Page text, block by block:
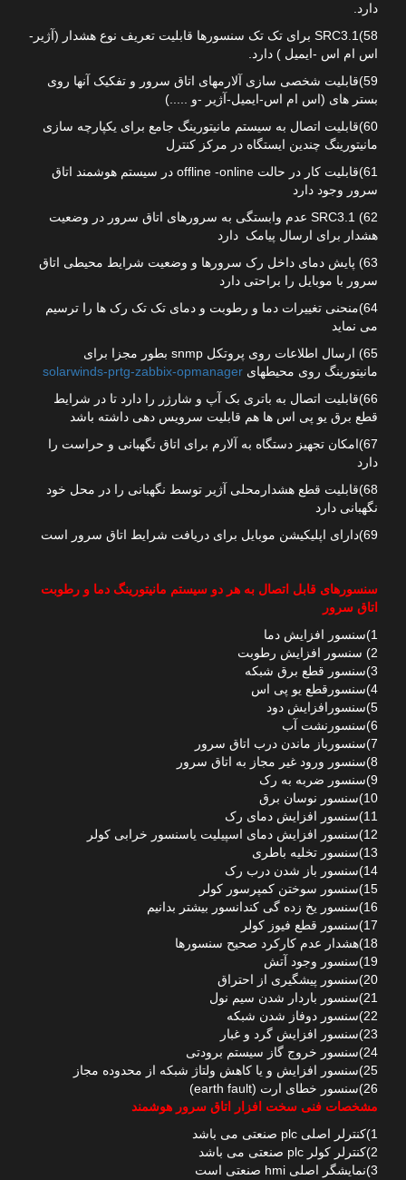
دارد.
58)SRC3.1 برای تک تک سنسورها قابلیت تعریف نوع هشدار (آژیر-
اس ام اس -ایمیل ) دارد.
59)قابلیت شخصی سازی آلارمهای اتاق سرور و تفکیک آنها روی
بستر های (اس ام اس-ایمیل-آژیر -و .....)
60)قابلیت اتصال به سیستم مانیتورینگ جامع برای یکپارچه سازی
مانیتورینگ چندین ایستگاه در مرکز کنترل
61)قابلیت کار در حالت offline -online در سیستم هوشمند اتاق
سرور وجود دارد
62) SRC3.1 عدم وابستگی به سرورهای اتاق سرور در وضعیت
هشدار برای ارسال پیامک دارد
63) پایش دمای داخل رک سرورها و وضعیت شرایط محیطی اتاق
سرور با موبایل را براحتی دارد
64)منحنی تغییرات دما و رطوبت و دمای تک تک رک ها را ترسیم
می نماید
65) ارسال اطلاعات روی پروتکل snmp بطور مجزا برای
مانیتورینگ روی محیطهای solarwinds-prtg-zabbix-opmanager
66)قابلیت اتصال به باتری بک آپ و شارژر را دارد تا در شرایط
قطع برق یو پی اس ها هم قابلیت سرویس دهی داشته باشد
67)امکان تجهیز دستگاه به آلارم برای اتاق نگهبانی و حراست را
دارد
68)قابلیت قطع هشدارمحلی آژیر توسط نگهبانی را در محل خود
نگهبانی دارد
69)دارای اپلیکیشن موبایل برای دریافت شرایط اتاق سرور است
سنسورهای قابل اتصال به هر دو سیستم مانیتورینگ دما و رطوبت
اتاق سرور
1)سنسور افزایش دما
2) سنسور افزایش رطوبت
3)سنسور قطع برق شبکه
4)سنسورقطع یو پی اس
5)سنسورافزایش دود
6)سنسورنشت آب
7)سنسورباز ماندن درب اتاق سرور
8)سنسور ورود غیر مجاز به اتاق سرور
9)سنسور ضربه به رک
10)سنسور نوسان برق
11)سنسور افزایش دمای رک
12)سنسور افزایش دمای اسپیلیت یاسنسور خرابی کولر
13)سنسور تخلیه باطری
14)سنسور باز شدن درب رک
15)سنسور سوختن کمپرسور کولر
16)سنسور یخ زده گی کندانسور بیشتر بدانیم
17)سنسور قطع فیوز کولر
18)هشدار عدم کارکرد صحیح سنسورها
19)سنسور وجود آتش
20)سنسور پیشگیری از احتراق
21)سنسور باردار شدن سیم نول
22)سنسور دوفاز شدن شبکه
23)سنسور افزایش گرد و غبار
24)سنسور خروج گاز سیستم برودتی
25)سنسور افزایش و یا کاهش ولتاژ شبکه از محدوده مجاز
26)سنسور خطای ارت (earth fault)
مشخصات فنی سخت افزار اتاق سرور هوشمند
1)کنترلر اصلی plc صنعتی می باشد
2)کنترلر کولر plc صنعتی می باشد
3)نمایشگر اصلی hmi صنعتی است